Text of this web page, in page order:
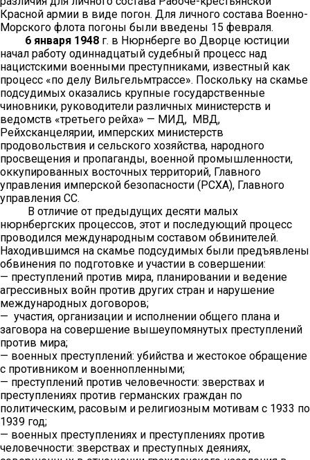
Красной армии в виде погон. Для личного состава Военно-
Морского флота погоны были введены 15 февраля.
6 января 1948 г. в Нюрнберге во Дворце юстиции
начал работу одиннадцатый судебный процесс над
нацистскими военными преступниками, известный как
процесс «по делу Вильгельмтрассе». Поскольку на скамье
подсудимых оказались крупные государственные
чиновники, руководители различных министерств и
ведомств «третьего рейха» — МИД, МВД,
Рейхсканцелярии, имперских министерств
продовольствия и сельского хозяйства, народного
просвещения и пропаганды, военной промышленности,
оккупированных восточных территорий, Главного
управления имперской безопасности (РСХА), Главного
управления СС.
В отличие от предыдущих десяти малых
нюрнбергских процессов, этот и последующий процесс
проводился международным составом обвинителей.
Находившимся на скамье подсудимых были предъявлены
обвинения по подготовке и участии в совершении:
— преступлений против мира, планировании и ведение
агрессивных войн против других стран и нарушение
международных договоров;
— участия, организации и исполнении общего плана и
заговора на совершение вышеупомянутых преступлений
против мира;
— военных преступлений: убийства и жестокое обращение
с противником и военнопленными;
— преступлений против человечности: зверствах и
преступлениях против германских граждан по
политическим, расовым и религиозным мотивам с 1933 по
1939 год;
— военных преступлениях и преступлениях против
человечности: зверствах и преступных деяниях,